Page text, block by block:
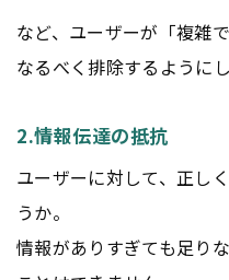
など、ユーザーが「複雑
なるべく排除するようにし
2.情報伝達の抵抗
ユーザーに対して、正し
うか。
情報がありすぎても足り